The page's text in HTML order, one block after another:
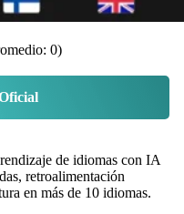
0)
de idiomas con IA
retroalimentación
en más de 10 idiomas.